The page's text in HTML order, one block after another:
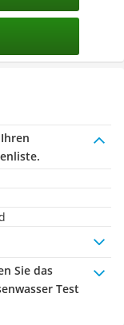
Sie das
Test